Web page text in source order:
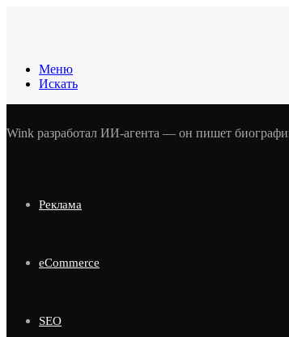
Меню
Искать
Wink разработал ИИ-агента — он пишет
Реклама
eCommerce
SEO